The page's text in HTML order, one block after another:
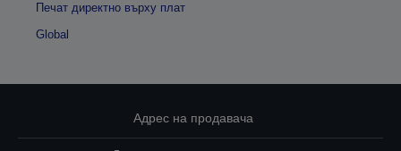
Печат директно върху плат
Global
Адрес на продавача